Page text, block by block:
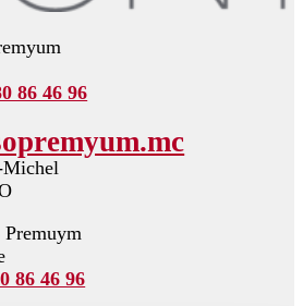
86 46 96
Michel
86 46 96